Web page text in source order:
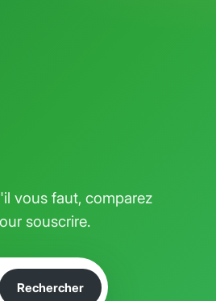
vous faut, comparez
souscrire.
Rechercher